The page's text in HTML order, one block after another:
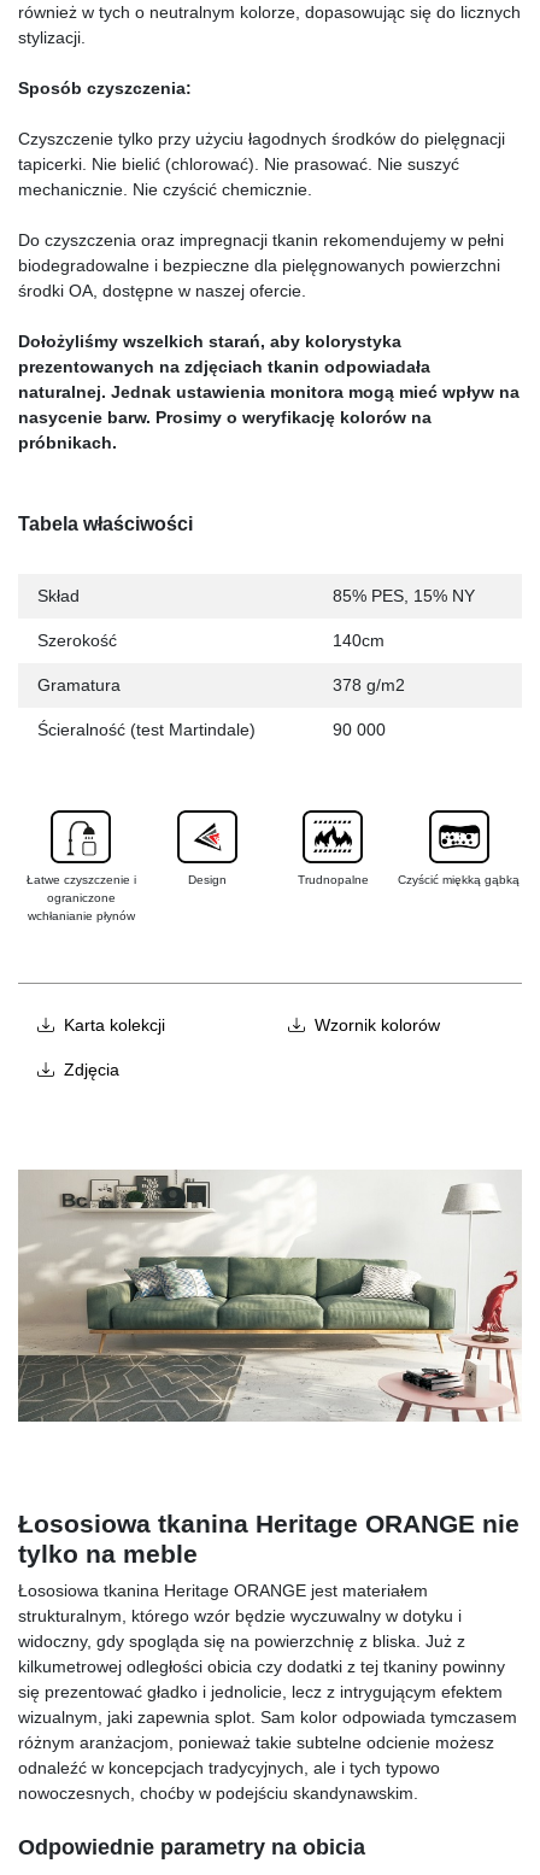
również w tych o neutralnym kolorze, dopasowując się do licznych
stylizacji.
Sposób czyszczenia:
Czyszczenie tylko przy użyciu łagodnych środków do pielęgnacji
tapicerki. Nie bielić (chlorować). Nie prasować. Nie suszyć
mechanicznie. Nie czyścić chemicznie.
Do czyszczenia oraz impregnacji tkanin rekomendujemy w pełni
biodegradowalne i bezpieczne dla pielęgnowanych powierzchni
środki OA, dostępne w naszej ofercie.
Dołożyliśmy wszelkich starań, aby kolorystyka
prezentowanych na zdjęciach tkanin odpowiadała
naturalnej. Jednak ustawienia monitora mogą mieć wpływ na
nasycenie barw. Prosimy o weryfikację kolorów na
próbnikach.
Tabela właściwości
Skład 85% PES, 15% NY
Szerokość 140cm
Gramatura 378 g/m2
Ścieralność (test Martindale) 90 000
Łatwe czyszczenie i
ograniczone
wchłanianie płynów
Design Trudnopalne Czyścić miękką gąbką
Karta kolekcji Wzornik kolorów
Zdjęcia
Łososiowa tkanina Heritage ORANGE nie
tylko na meble
Łososiowa tkanina Heritage ORANGE jest materiałem
strukturalnym, którego wzór będzie wyczuwalny w dotyku i
widoczny, gdy spogląda się na powierzchnię z bliska. Już z
kilkumetrowej odległości obicia czy dodatki z tej tkaniny powinny
się prezentować gładko i jednolicie, lecz z intrygującym efektem
wizualnym, jaki zapewnia splot. Sam kolor odpowiada tymczasem
różnym aranżacjom, ponieważ takie subtelne odcienie możesz
odnaleźć w koncepcjach tradycyjnych, ale i tych typowo
nowoczesnych, choćby w podejściu skandynawskim.
Odpowiednie parametry na obicia